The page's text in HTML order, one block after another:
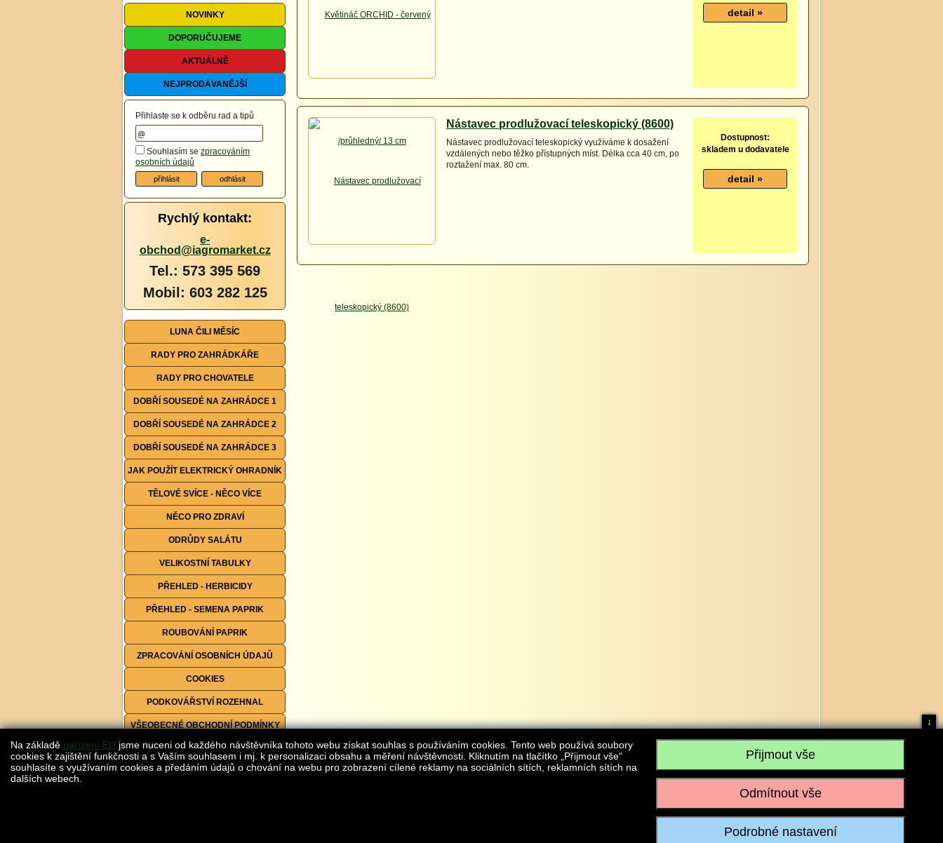
NOVINKY
DOPORUČUJEME
AKTUÁLNĚ
NEJPRODÁVANĚJŠÍ
Přihlaste se k odběru rad a tipů
Souhlasím se zpracováním
osobních údajů
Rychlý kontakt:
e-
obchod@iagromarket.cz
Tel.: 573 395 569
Mobil: 603 282 125
LUNA ČILI MĚSÍC
RADY PRO ZAHRÁDKÁŘE
RADY PRO CHOVATELE
DOBŘÍ SOUSEDÉ NA ZAHRÁDCE 1
DOBŘÍ SOUSEDÉ NA ZAHRÁDCE 2
DOBŘÍ SOUSEDÉ NA ZAHRÁDCE 3
JAK POUŽÍT ELEKTRICKÝ OHRADNÍK
TĚLOVÉ SVÍCE - NĚCO VÍCE
NĚCO PRO ZDRAVÍ
ODRŮDY SALÁTU
VELIKOSTNÍ TABULKY
PŘEHLED - HERBICIDY
PŘEHLED - SEMENA PAPRIK
ROUBOVÁNÍ PAPRIK
ZPRACOVÁNÍ OSOBNÍCH ÚDAJŮ
COOKIES
PODKOVÁŘSTVÍ ROZEHNAL
VŠEOBECNÉ OBCHODNÍ PODMÍNKY
FORMULÁŘE KE STAŽENÍ
Nástavec prodlužovací teleskopický (8600)
Nástavec prodlužovací teleskopický využíváme k dosažení
vzdálených nebo těžko přístupných míst. Délka cca 40 cm, po
roztažení max. 80 cm.
Dostupnost:
skladem u dodavatele
je AGROMARKET IRSI s.r.o., IČO: 28304845, se sídlem č.p. 17, 768 75 Loukov
Realizace:w-software.com
Na základě nařízení EU jsme nuceni od každého návštěvníka tohoto webu získat souhlas s používáním cookies. Tento web používá soubory
cookies k zajištění funkčnosti a s Vaším souhlasem i mj. k personalizaci obsahu a měření návštěvnosti. Kliknutím na tlačítko „Přijmout vše“
souhlasíte s využívaním cookies a předáním údajů o chování na webu pro zobrazení cílené reklamy na sociálních sítích, reklamních sítích na
dalších webech.
↓